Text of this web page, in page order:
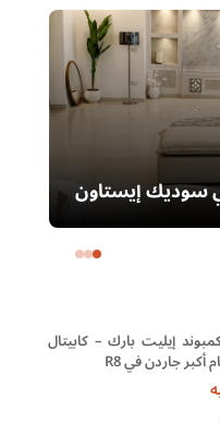
في سوديك إيستاون
إيليت بارك – كابيتال